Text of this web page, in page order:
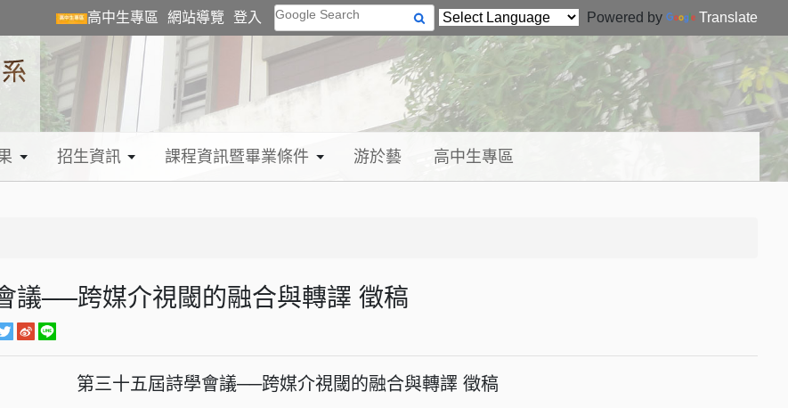
高中生專區 網站導覽 登入 Google Search Powered by Translate
招生資訊 課程資訊暨畢業條件 游於藝 高中生專區
議──跨媒介視閾的融合與轉譯 徵稿
第三十五屆詩學會議──跨媒介視閾的融合與轉譯 徵稿